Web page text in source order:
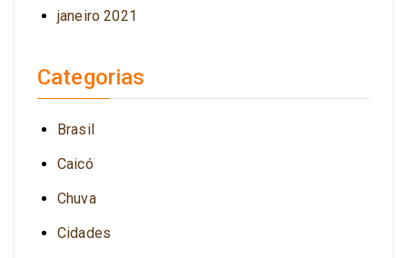
janeiro 2021
Categorias
Brasil
Caicó
Chuva
Cidades